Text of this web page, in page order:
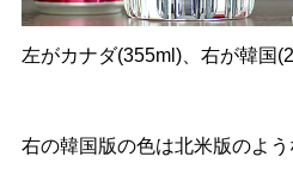
左がカナダ(355ml)、右が韓国
右の韓国版の色は北米版のよ